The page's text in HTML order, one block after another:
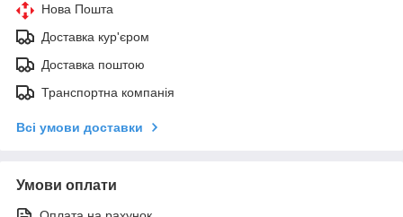
Нова Пошта
Доставка кур'єром
Доставка поштою
Транспортна компанія
Всі умови доставки
Умови оплати